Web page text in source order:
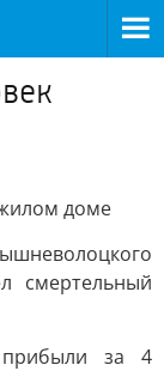
доме
смертельный
за 4